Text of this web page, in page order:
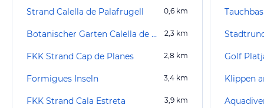
Strand Calella de Palafrugell 0,6 km
Botanischer Garten Calella de Palafrugell 2,3 km
FKK Strand Cap de Planes 2,8 km
Formigues Inseln 3,4 km
FKK Strand Cala Estreta 3,9 km
Golf
Klippen